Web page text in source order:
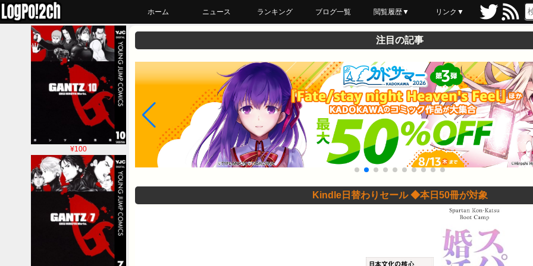
ホーム ニュース ランキング ブログ一覧 閲覧履歴▼
最近読んだ
あとで読む
ブックマーク
リンク▼
¥100
注目の記事
Kindle日替わりセール ◆本日50冊が対象